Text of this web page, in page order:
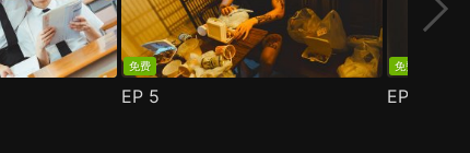
免费
EP 5
免费
EP